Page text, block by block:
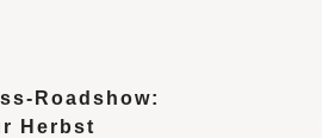
Roadshow:
Herbst